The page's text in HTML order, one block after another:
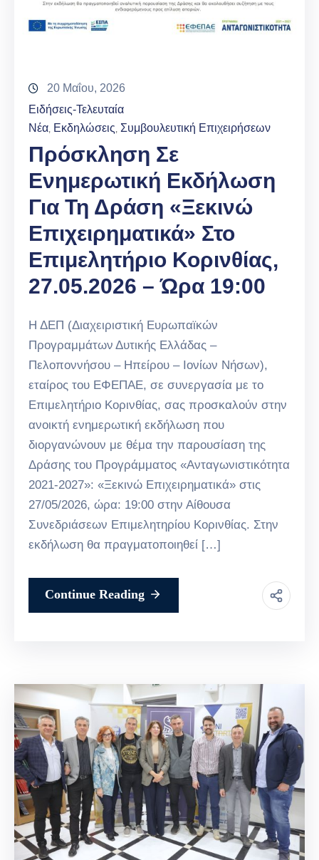
20 Μαΐου, 2026
Ειδήσεις-Τελευταία
Νέα‚ Εκδηλώσεις‚ Συμβουλευτική Επιχειρήσεων
Πρόσκληση Σε
Ενημερωτική Εκδήλωση
Για Τη Δράση «Ξεκινώ
Επιχειρηματικά» Στο
Επιμελητήριο Κορινθίας,
27.05.2026 – Ώρα 19:00
Η ΔΕΠ (Διαχειριστική Ευρωπαϊκών
Προγραμμάτων Δυτικής Ελλάδας –
Πελοποννήσου – Ηπείρου – Ιονίων Νήσων),
εταίρος του ΕΦΕΠΑΕ, σε συνεργασία με το
Επιμελητήριο Κορινθίας, σας προσκαλούν στην
ανοικτή ενημερωτική εκδήλωση που
διοργανώνουν με θέμα την παρουσίαση της
Δράσης του Προγράμματος «Ανταγωνιστικότητα
2021-2027»: «Ξεκινώ Επιχειρηματικά» στις
27/05/2026, ώρα: 19:00 στην Αίθουσα
Συνεδριάσεων Επιμελητηρίου Κορινθίας. Στην
εκδήλωση θα πραγματοποιηθεί […]
Continue Reading